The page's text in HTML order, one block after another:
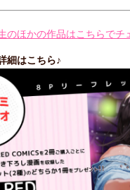
のほかの作品はこちらでチ
細はこちら♪